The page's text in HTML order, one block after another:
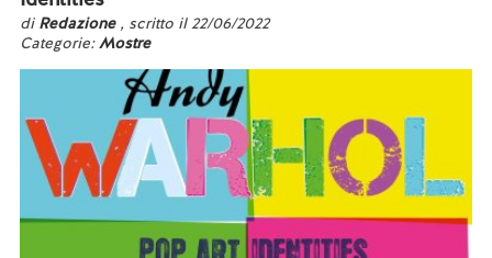
di Redazione , scritto il 22/06/2022
Categorie:Mostre